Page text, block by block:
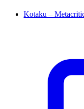
Kotaku –